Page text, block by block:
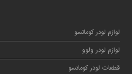
لوازم لودر کوماتسو
لوازم لودر ولوو
قطعات لودر کوماتسو